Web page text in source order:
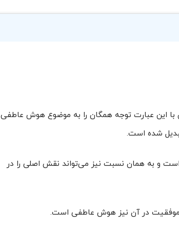
این عبارت توجه همگان را به موضوع هوش عاطفی
شده است.
است و به همان نسبت نیز می‌تواند نقش اصلی را در
موفقیت در آن نیز هوش عاطفی است.